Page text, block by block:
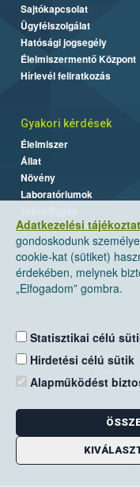
Adatkezelési
gondoskodunk
cookie-kat (sütiket)
érdekében, melynek
„Elfogadom” gombra.
Statisztikai célú
Hirdetési célú sütik
Alapműködést
Sajtókapcsolat
Ügyfélszolgálat
Hatósági jogsegély
Élelmiszermentő Központ
Hírlevél feliratkozás
Gyakori kérdések
Élelmiszer
Állat
Növény
Laboratóriumok
Nemzeti
E-mail: